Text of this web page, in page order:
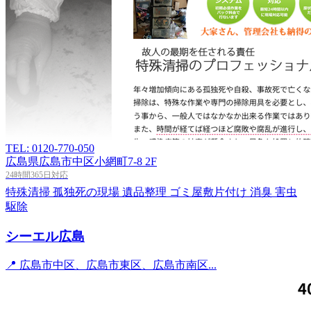
TEL: 0120-770-050
広島県広島市中区小網町7-8 2F
24時間365日対応
特殊清掃 孤独死の現場 遺品整理 ゴミ屋敷片付け 消臭 害虫
駆除
シーエル広島
📍 広島市中区、広島市東区、広島市南区...